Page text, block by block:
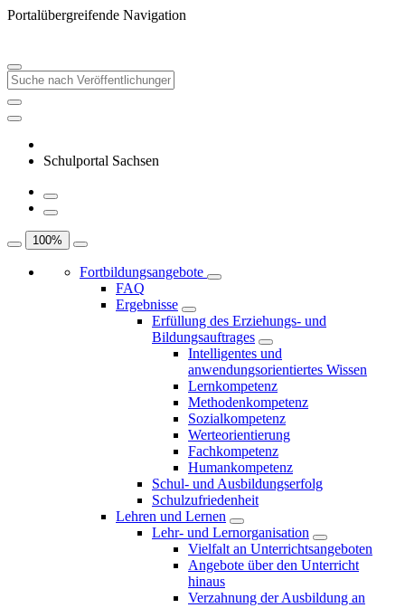
Portalübergreifende Navigation
Schulportal Sachsen
100%
Fortbildungsangebote
FAQ
Ergebnisse
Erfüllung des Erziehungs- und
Bildungsauftrages
Intelligentes und
anwendungsorientiertes Wissen
Lernkompetenz
Methodenkompetenz
Sozialkompetenz
Werteorientierung
Fachkompetenz
Humankompetenz
Schul- und Ausbildungserfolg
Schulzufriedenheit
Lehren und Lernen
Lehr- und Lernorganisation
Vielfalt an Unterrichtsangeboten
Angebote über den Unterricht
hinaus
Verzahnung der Ausbildung an